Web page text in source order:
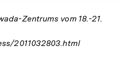
Zentrums vom 18.-21.
2011032803.html